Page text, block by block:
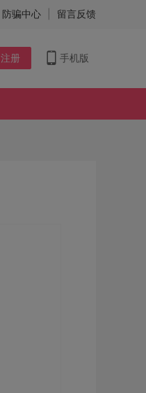
防骗中心 留言反馈
注册 手机版